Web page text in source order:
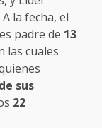
la fecha, el
es padre de 13
las cuales
sus
22